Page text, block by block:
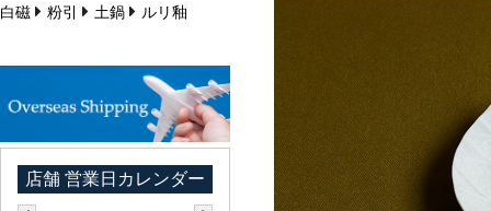
白磁 粉引 土鍋 ルリ釉